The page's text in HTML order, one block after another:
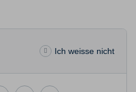
Ich weisse nicht